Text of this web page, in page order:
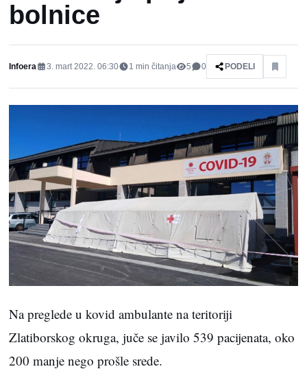
bolnice
Infoera 3. mart 2022. 06:30 1 min čitanja 5 0 PODELI
Na preglede u kovid ambulante na teritoriji
Zlatiborskog okruga, juče se javilo 539 pacijenata, oko
200 manje nego prošle srede.